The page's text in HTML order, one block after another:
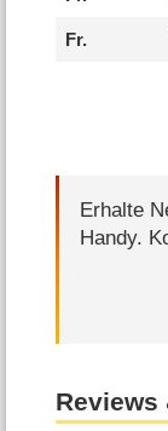
Fr.
Erhalte
Handy.
Reviews